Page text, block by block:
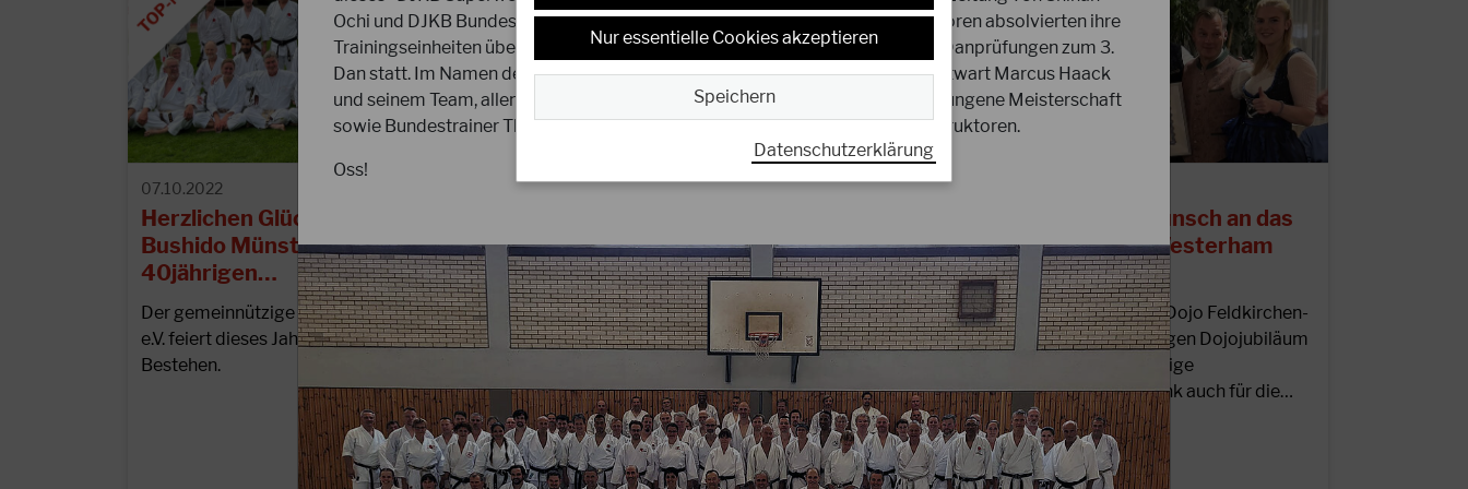
Nur essentielle Cookies akzeptieren
Speichern
Datenschutzerklärung
07.10.2022
Herzlichen Glückwunsch an das
Bushido Münster e.V. zum
40jährigen…
Der gemeinnützige Verein Bushido Münster
e.V. feiert dieses Jahr sein 40jähriges
Bestehen.
04.10.2022
Karate Dojo Shikoku
Niederkrüchten e.V. zum…
Der DJKB gratuliert dem Karate Dojo
Shikoku Niederkrüchten e.V. ganz herzlich
zum 50-jährigen Dojojubiläum. Das Dojo
wurde 1971 von Willi Oligschläger…
Herzlichen Glückwunsch an das
Dojo Feldkirchen-Westerham
zum 40jährigen…
Der DJKB gratuliert dem Dojo Feldkirchen-
Westerham zum 40-jährigen Dojojubiläum
und dankt für die langjährige
Unterstützung. Vielen Dank auch für die…
Ochi und DJKB Bundestrainer Thomas Schulze. Die knapp 100 DJKB Instruktoren absolvierten ihre
Trainingseinheiten über beide Tage und am Sonntag fanden zusätzlich noch Danprüfungen zum 3.
Dan statt. Im Namen des DJKB Präsidiums ein herzlichen Dank an DJKB Sportwart Marcus Haack
und seinem Team, allen Kampfrichtern, den Ärzten und Beteiligten für die gelungene Meisterschaft
sowie Bundestrainer Thomas Schulze für sein Training mit unseren DJKB Instruktoren.
Oss!